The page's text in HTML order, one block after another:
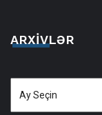
ARXIVLƏR
Arxivlər